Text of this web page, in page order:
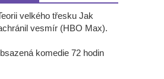
velkého třesku Jak
vesmír (HBO Max).
komedie 72 hodin